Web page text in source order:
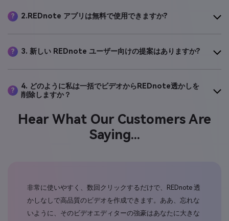
? 2.REDnote アプリは無料で使用できますか?
? 3. 新しい REDnote ユーザー向けの提案はありますか?
?
4. どのように私は一括でビデオからREDnote透かしを
削除しますか？
非常に使いやすく、数回クリックするだけで、REDnote 透
かしなしで高品質のビデオを作成できます。ああ、忘れな
いように、そのビデオエディターの強豪はあなたに大きな
Hear What Our Customers Are
Saying...